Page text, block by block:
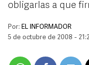
obligarlas a que
Por: EL INFORMADOR
5 de octubre de 2008 -